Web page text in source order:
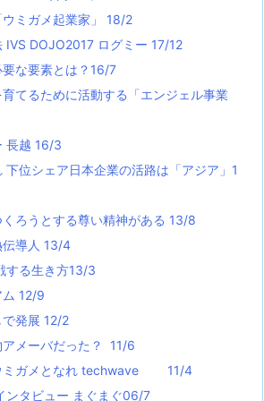
ミガメ起業家」 18/2
IVS DOJO2017 ログミー 17/12
な要素とは？16/7
てるために活動する「エンジェル事業
長越 16/3
下位シェア日本企業の活路は「アジア」1
ろうとする尊い精神がある 13/8
伝導人 13/4
する生き方13/3
ム 12/9
発展 12/2
アメーバだった？ 11/6
ガメとなれ techwave
11/4
ンタビュー まぐまぐ06/7